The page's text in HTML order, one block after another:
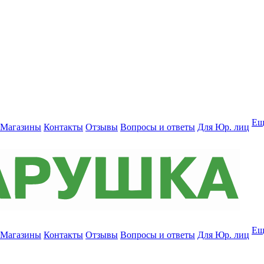
Магазины Контакты Отзывы Вопросы и ответы Для Юр. лиц
Магазины Контакты Отзывы Вопросы и ответы Для Юр. лиц